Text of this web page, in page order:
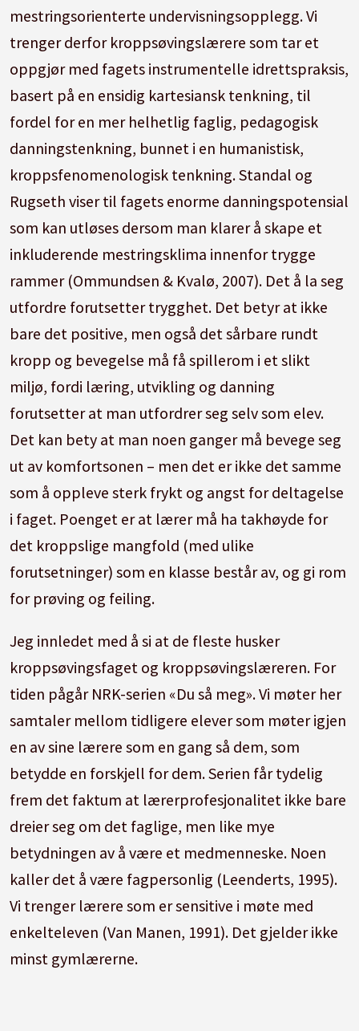
mestringsorienterte undervisningsopplegg. Vi
trenger derfor kroppsøvingslærere som tar et
oppgjør med fagets instrumentelle idrettspraksis,
basert på en ensidig kartesiansk tenkning, til
fordel for en mer helhetlig faglig, pedagogisk
danningstenkning, bunnet i en humanistisk,
kroppsfenomenologisk tenkning. Standal og
Rugseth viser til fagets enorme danningspotensial
som kan utløses dersom man klarer å skape et
inkluderende mestringsklima innenfor trygge
rammer (Ommundsen & Kvalø, 2007). Det å la seg
utfordre forutsetter trygghet. Det betyr at ikke
bare det positive, men også det sårbare rundt
kropp og bevegelse må få spillerom i et slikt
miljø, fordi læring, utvikling og danning
forutsetter at man utfordrer seg selv som elev.
Det kan bety at man noen ganger må bevege seg
ut av komfortsonen – men det er ikke det samme
som å oppleve sterk frykt og angst for deltagelse
i faget. Poenget er at lærer må ha takhøyde for
det kroppslige mangfold (med ulike
forutsetninger) som en klasse består av, og gi rom
for prøving og feiling.
Jeg innledet med å si at de fleste husker
kroppsøvingsfaget og kroppsøvingslæreren. For
tiden pågår NRK-serien «Du så meg». Vi møter her
samtaler mellom tidligere elever som møter igjen
en av sine lærere som en gang så dem, som
betydde en forskjell for dem. Serien får tydelig
frem det faktum at lærerprofesjonalitet ikke bare
dreier seg om det faglige, men like mye
betydningen av å være et medmenneske. Noen
kaller det å være fagpersonlig (Leenderts, 1995).
Vi trenger lærere som er sensitive i møte med
enkelteleven (Van Manen, 1991). Det gjelder ikke
minst gymlærerne.